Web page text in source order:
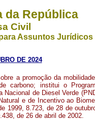
da República
Civil
Assuntos Jurídicos
DE 2024
a promoção da
carbono; institui o
Nacional de Diesel Verde
e de Incentivo ao
1999, 8.723, de 28 de
de 26 de abril de 2002.